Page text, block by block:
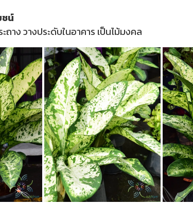
ชน์
ถาง วางประดับในอาคาร เป็นไม้มงคล